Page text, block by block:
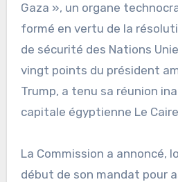
Gaza », un organe
formé en vertu de la
de sécurité des Nations
vingt points du président
Trump, a tenu sa réunion
capitale égyptienne Le
La Commission a annoncé,
début de son mandat pour